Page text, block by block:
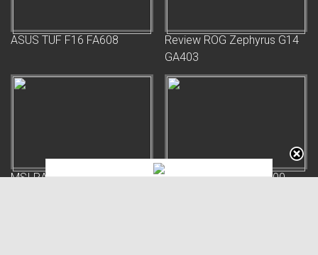
ASUS TUF F16 FA608
Review ROG Zephyrus G14
GA403
MSI RAIDER 16 MAX HX ASUS TUF Gaming T500